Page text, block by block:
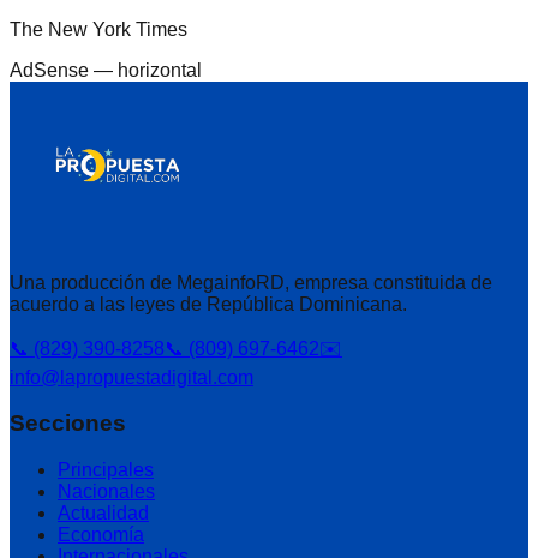
The New York Times
AdSense — horizontal
Una producción de MegainfoRD, empresa constituida de
acuerdo a las leyes de República Dominicana.
📞 (829) 390-8258📞 (809) 697-6462✉️
info@lapropuestadigital.com
Secciones
Principales
Nacionales
Actualidad
Economía